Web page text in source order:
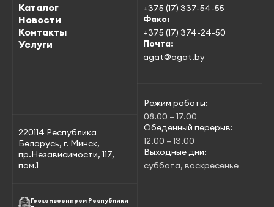
Каталог
Новости
Контакты
Услуги
Режим работы:
08.00 – 17.00
Обеденный перерыв:
12.00 – 13.00
Выходные дни:
суббота, воскресенье
Госкомвоенпром Республики
+375 (17) 337-54-55
Факс:
+375 (17) 374-24-50
Почта:
agat@agat.by
220114 Республика
Беларусь, г. Минск,
пр.Независимости, 117,
пом.1